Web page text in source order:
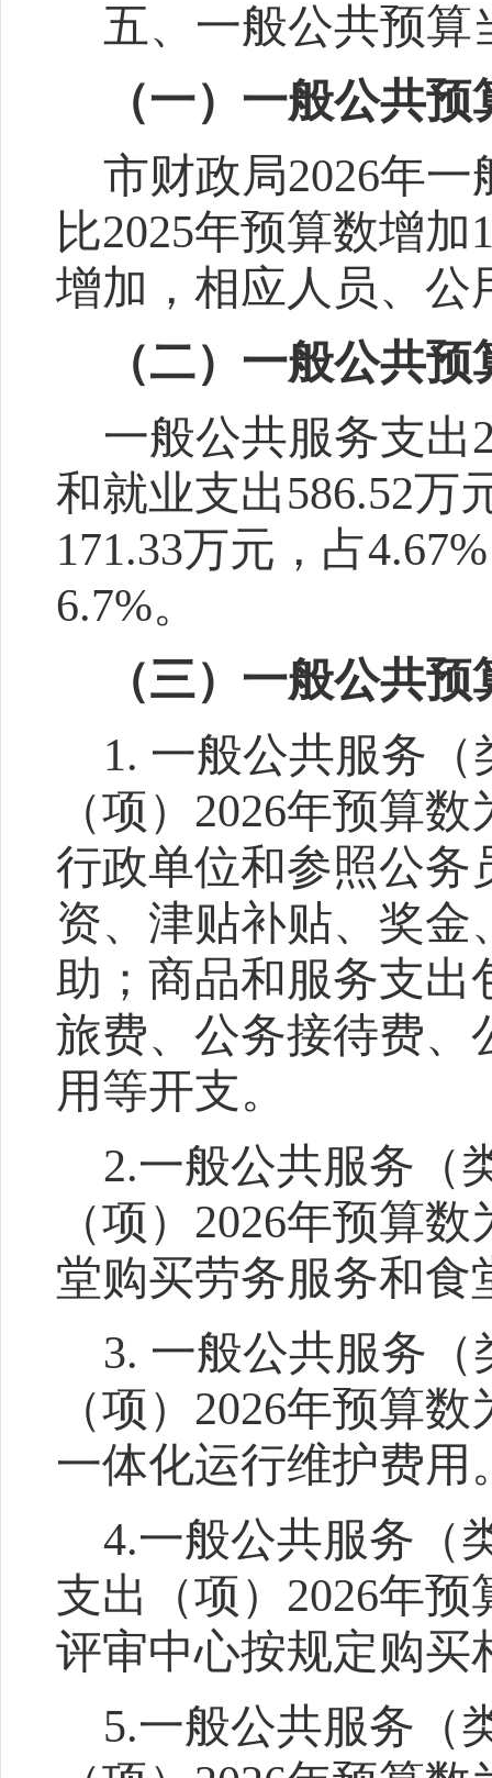
五、一般公共预算
（一）一般公共
市财政局2026年一
比2025年预算数增加
增加，相应人员、公
（二）一般公共
一般公共服务支出
和就业支出586.52万
171.33万元，占4.67%
6.7%。
（三）一般公共
1. 一般公共服务（
（项） 2026年预算数
行政单位和参照公务
资、津贴补贴、奖
助；商品和服务支出
旅费、公务接待费、
用等开支。
2.一般公共服务（
（项） 2026年预算数
堂购买劳务服务和食
3. 一般公共服务（
（项） 2026年预算数
一体化运行维护费用
4.一般公共服务（
支出（项） 2026年预
评审中心按规定购买
5.一般公共服务（